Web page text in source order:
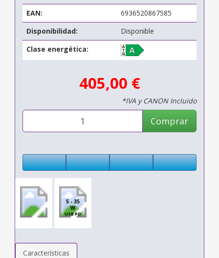
EAN:
6936520867585
Disponibilidad:
Disponible
Clase energética:
405,00 €
*IVA y CANON Incluido
Comprar
5 - 35
W
USB PD
Características